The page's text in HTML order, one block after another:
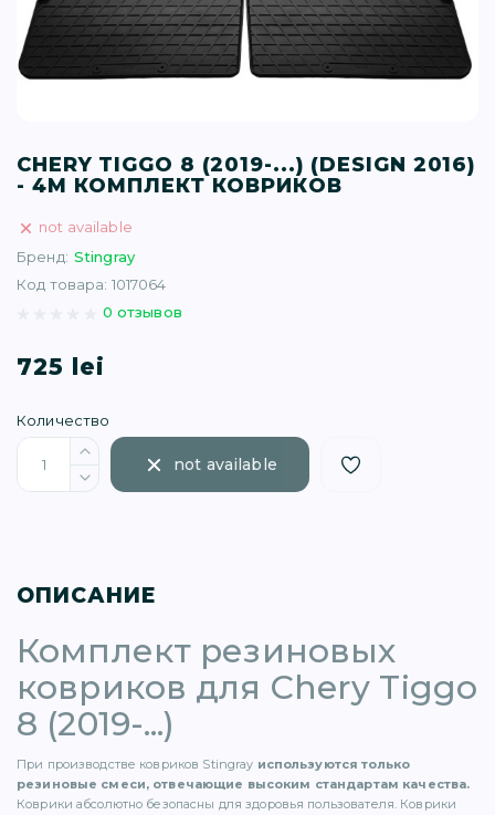
(34)
(1)
CHERY TIGGO 8 (2019-...) (DESIGN 2016)
- 4М КОМПЛЕКТ КОВРИКОВ
not available
Бренд: Stingray
Код товара: 1017064
0 отзывов
725 lei
Количество
not available
ОПИСАНИЕ
Комплект резиновых
ковриков для Chery Tiggo
8 (2019-...)
При производстве ковриков Stingray используются только
резиновые смеси, отвечающие высоким стандартам качества.
Коврики абсолютно безопасны для здоровья пользователя. Коврики